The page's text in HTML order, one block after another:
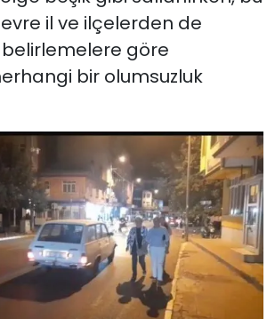
il ve ilçelerden de
belirlemelere göre
bir olumsuzluk